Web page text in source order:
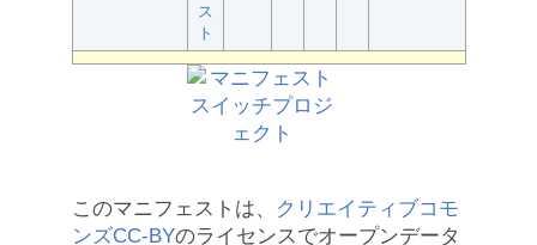
ス
ト
このマニフェストは、
クリエイティブコモ
ンズCC-BYのライセンスでオープンデータ